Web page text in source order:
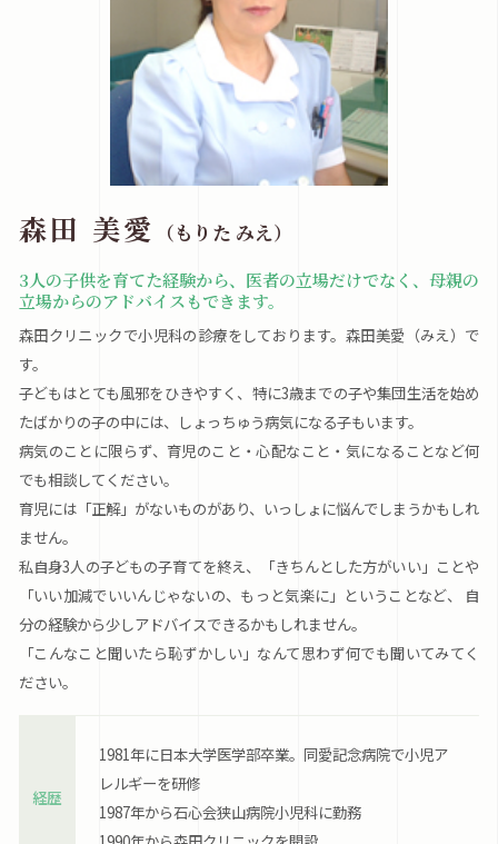
森田 美愛 （もりた みえ）
3人の子供を育てた経験から、医者の立場だけでなく、母親の
立場からのアドバイスもできます。
森田クリニックで小児科の診療をしております。森田美愛（みえ）で
す。
子どもはとても風邪をひきやすく、特に3歳までの子や集団生活を始め
たばかりの子の中には、しょっちゅう病気になる子もいます。
病気のことに限らず、育児のこと・心配なこと・気になることなど何
でも相談してください。
育児には「正解」がないものがあり、いっしょに悩んでしまうかもしれ
ません。
私自身3人の子どもの子育てを終え、「きちんとした方がいい」ことや
「いい加減でいいんじゃないの、もっと気楽に」ということなど、 自
分の経験から少しアドバイスできるかもしれません。
「こんなこと聞いたら恥ずかしい」なんて思わず何でも聞いてみてく
ださい。
経歴
1981年に日本大学医学部卒業。同愛記念病院で小児ア
レルギーを研修
1987年から石心会狭山病院小児科に勤務